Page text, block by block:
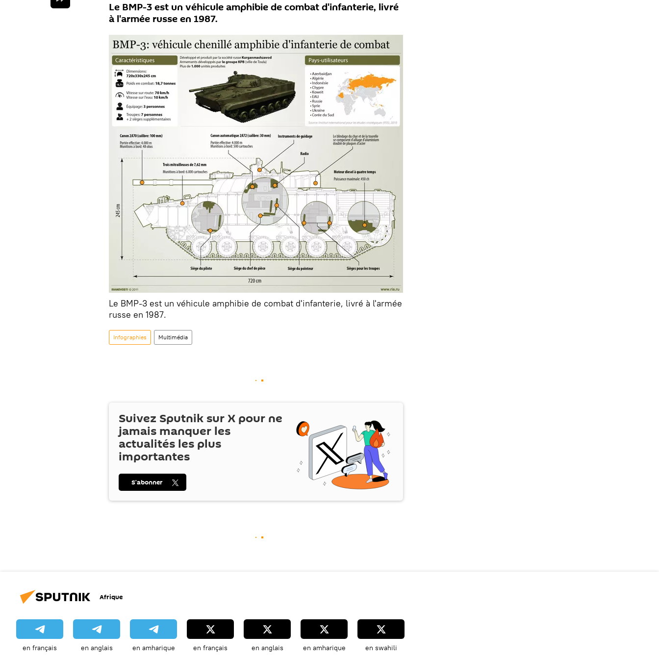
Le BMP-3 est un véhicule amphibie de combat d'infanterie, livré
à l'armée russe en 1987.
Le BMP-3 est un véhicule amphibie de combat d'infanterie, livré à l'armée
russe en 1987.
Infographies Multimédia
Suivez Sputnik surX pour ne
jamais manquer les
actualités les plus
importantes
S’abonner
Afrique
en français en anglais en amharique en français en anglais en amharique en swahili